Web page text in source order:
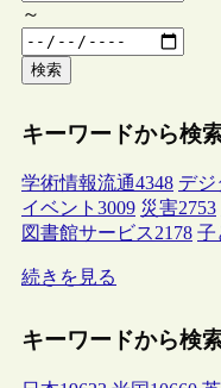
～
検索
キーワードから検
学術情報流通4348 デジ
イベント 3009 災害2753
図書館サービス2178 子
続きを見る
キーワードから検